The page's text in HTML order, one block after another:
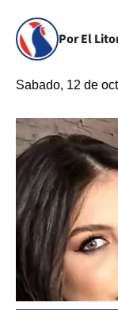
Por El
Sabado, 12 de